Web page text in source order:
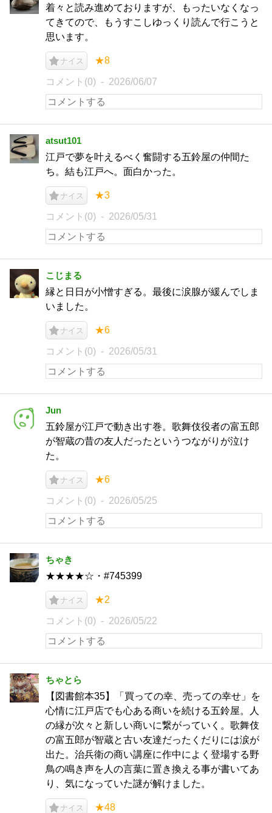
着々と読み進めておりますが、もったいなくなっ
てきてので、もうすこしゆっくり読んで行こうと
思います。
ナイス ★8
コメント(0) 2026/06/07
atsut101
江戸で夢を叶えるべく奮闘する五鈴屋の仲間た
ち。結も江戸へ。面白かった。
ナイス ★3
コメント(0) 2026/05/31
こじまる
縁と日日が小憎すぎる。最後に涙腺が緩んでしま
いました。
ナイス ★6
コメント(0) 2026/05/31
Jun
五鈴屋が江戸で動き出す巻。歌舞伎役者の富五郎
が智蔵の昔の友人だったというつながりが泣け
た。
ナイス ★6
コメント(0) 2026/05/25
ちゃき
★★★★☆・#745399
ナイス ★2
コメント(0) 2026/05/22
ちゃとら
【図書館本35】「買っての幸、売っての幸せ」を
心情に江戸店でも心ある商いを続ける五鈴屋。人
の縁が次々と新しい商いに繋がっていく。歌舞伎
の富五郎が智蔵と古い友達だったくだりには涙が
出た。治兵衛の商い講座に作中によく登場する野
鳥の鳴き声を人の言葉に置き換える事が書いてあ
り、気になっていた謎が解けました。
ナイス ★48